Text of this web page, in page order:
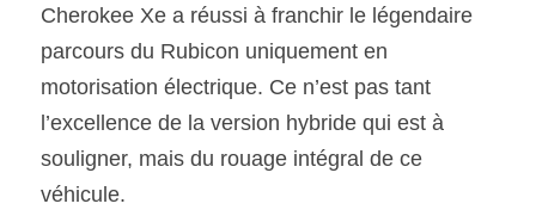
Cherokee Xe a réussi à franchir le légendaire
parcours du Rubicon uniquement en
motorisation électrique. Ce n’est pas tant
l’excellence de la version hybride qui est à
souligner, mais du rouage intégral de ce
véhicule.